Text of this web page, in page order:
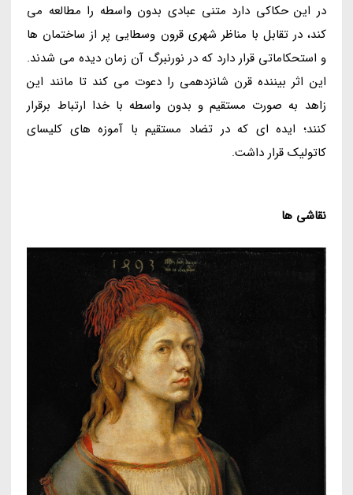
در این حکاکی دارد متنی عبادی بدون واسطه را مطالعه می
کند، در تقابل با مناظر شهری قرون وسطایی پر از ساختمان ها
و استحکاماتی قرار دارد که در نورنبرگ آن زمان دیده می شدند.
این اثر بیننده قرن شانزدهمی را دعوت می کند تا مانند این
زاهد به صورت مستقیم و بدون واسطه با خدا ارتباط برقرار
کنند؛ ایده ای که در تضاد مستقیم با آموزه های کلیسای
کاتولیک قرار داشت.
نقاشی ها